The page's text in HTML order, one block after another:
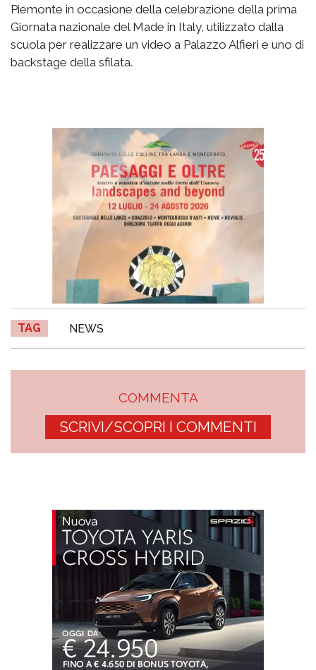
Piemonte in occasione della celebrazione della prima
Giornata nazionale del Made in Italy, utilizzato dalla
scuola per realizzare un video a Palazzo Alfieri e uno di
backstage della sfilata.
TAG NEWS
COMMENTA
SCRIVI/SCOPRI I COMMENTI